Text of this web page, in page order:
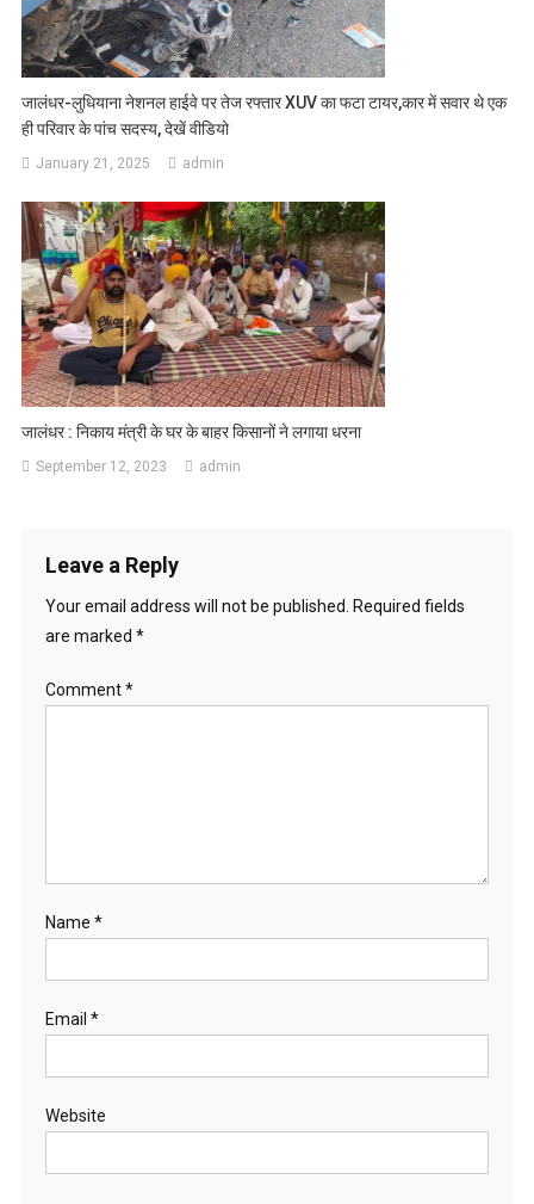
जालंधर-लुधियाना नेशनल हाईवे पर तेज रफ्तार XUV का फटा टायर,कार में सवार थे एक
ही परिवार के पांच सदस्य, देखें वीडियो
January 21, 2025 admin
जालंधर : निकाय मंत्री के घर के बाहर किसानों ने लगाया धरना
September 12, 2023 admin
Leave a Reply
Your email address will not be published.
Required fields
are marked *
Comment*
Name *
Email *
Website